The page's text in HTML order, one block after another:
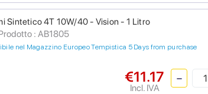
Sintetico 4T 10W/40 - Vision - 1 Litro
: AB1805
nel Magazzino Europeo Tempistica 5 Days from purchase
€11.17
Incl. IVA